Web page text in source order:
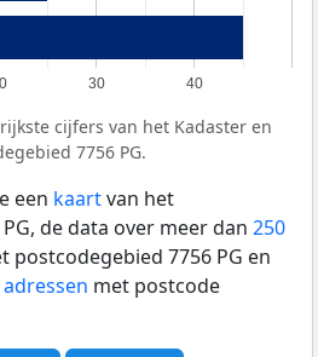
30 40
cijfers van het Kadaster en
7756 PG.
een kaartvan het
de data over meer dan 250
postcodegebied 7756 PG en
adressen met postcode